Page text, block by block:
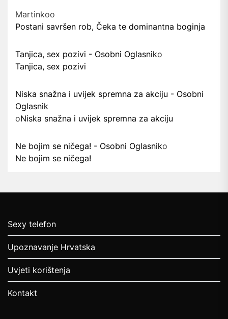
Martinkoo
Postani savršen rob, Čeka te dominantna boginja
Tanjica, sex pozivi - Osobni Oglasniko
Tanjica, sex pozivi
Niska snažna i uvijek spremna za akciju - Osobni
Oglasnik
oNiska snažna i uvijek spremna za akciju
Ne bojim se ničega! - Osobni Oglasniko
Ne bojim se ničega!
Sexy telefon
Upoznavanje Hrvatska
Uvjeti korištenja
Kontakt